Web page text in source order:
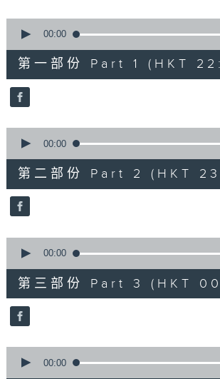
90%
seconds
25
minutes,
10
seconds
90%
00:00
第一部份 Part 1 (HKT
seconds
56
minutes,
20
seconds
90%
00:00
第二部份 Part 2 (HKT
seconds
55
minutes,
9
seconds
90%
00:00
第三部份 Part 3 (HKT
seconds
00:00